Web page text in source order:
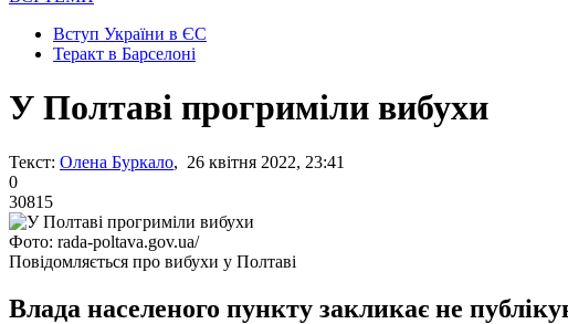
Вступ України в ЄС
Теракт в Барселоні
У Полтаві прогриміли вибухи
Текст: Олена Буркало, 26 квітня 2022, 23:41
0
30815
Фото: rada-poltava.gov.ua/
Повідомляється про вибухи у Полтаві
Влада населеного пункту закликає не